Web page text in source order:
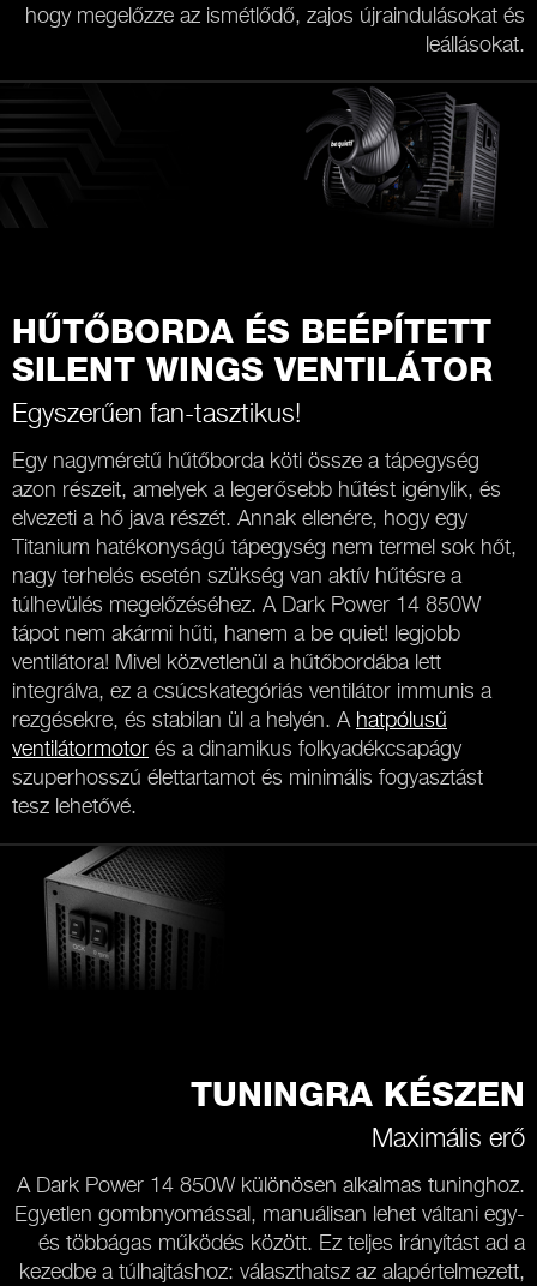
hogy megelőzze az ismétlődő, zajos újraindulásokat és
leállásokat.
HŰTŐBORDA ÉS BEÉPÍTETT
SILENT WINGS VENTILÁTOR
Egyszerűen fan-tasztikus!
Egy nagyméretű hűtőborda köti össze a tápegység
azon részeit, amelyek a legerősebb hűtést igénylik, és
elvezeti a hő java részét. Annak ellenére, hogy egy
Titanium hatékonyságú tápegység nem termel sok hőt,
nagy terhelés esetén szükség van aktív hűtésre a
túlhevülés megelőzéséhez. A Dark Power 14 850W
tápot nem akármi hűti, hanem a be quiet! legjobb
ventilátora! Mivel közvetlenül a hűtőbordába lett
integrálva, ez a csúcskategóriás ventilátor immunis a
rezgésekre, és stabilan ül a helyén. A hatpólusű
ventilátormotor és a dinamikus folkyadékcsapágy
szuperhosszú élettartamot és minimális fogyasztást
tesz lehetővé.
TUNINGRA KÉSZEN
Maximális erő
A Dark Power 14 850W különösen alkalmas tuninghoz.
Egyetlen gombnyomással, manuálisan lehet váltani egy-
és többágas működés között. Ez teljes irányítást ad a
kezedbe a túlhajtáshoz: választhatsz az alapértelmezett,